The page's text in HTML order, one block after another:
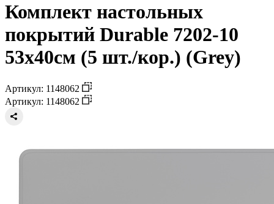
Комплект настольных
покрытий Durable 7202-10
53х40см (5 шт./кор.) (Grey)
Артикул: 1148062
Артикул: 1148062